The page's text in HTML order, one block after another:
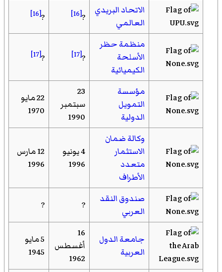
الاتحاد البريدي
العالمي
?
[16]
?
[16]
منظمة حظر
الأسلحة
الكيميائية
?
[17]
?
[17]
مؤسسة
التمويل
الدولية
23
سبتمبر
1990
22 مايو
1970
وكالة ضمان
الاستثمار
متعدد
الأطراف
4 يونيو
1996
12 مارس
1996
صندوق النقد
العربي
?
?
جامعة الدول
العربية
16
أغسطس
1962
5 مايو
1945